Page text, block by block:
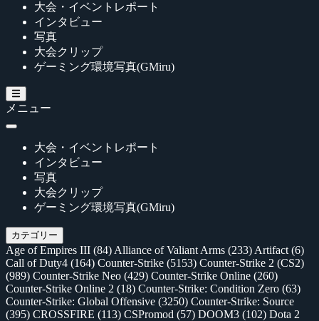
大会・イベントレポート
インタビュー
写真
大会クリップ
ゲーミング環境写真(GMiru)
メニュー
大会・イベントレポート
インタビュー
写真
大会クリップ
ゲーミング環境写真(GMiru)
カテゴリー
Age of Empires III (84) Alliance of Valiant Arms (233) Artifact (6)
Call of Duty4 (164) Counter-Strike (5153) Counter-Strike 2 (CS2)
(989) Counter-Strike Neo (429) Counter-Strike Online (260)
Counter-Strike Online 2 (18) Counter-Strike: Condition Zero (63)
Counter-Strike: Global Offensive (3250) Counter-Strike: Source
(395) CROSSFIRE (113) CSPromod (57) DOOM3 (102) Dota 2